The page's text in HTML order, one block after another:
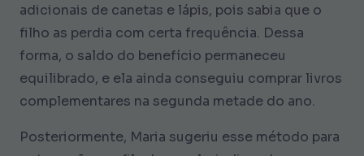
adicionais de canetas e lápis, pois sabia que o
filho as perdia com certa frequência. Dessa
forma, o saldo do benefício permaneceu
equilibrado, e ela ainda conseguiu comprar livros
complementares na segunda metade do ano.
Posteriormente, Maria sugeriu esse método para